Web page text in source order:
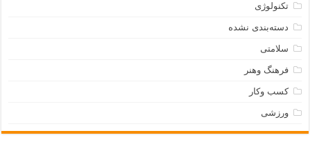
تکنولوژی
دسته‌بندی نشده
سلامتی
فرهنگ وهنر
کسب وکار
ورزشی